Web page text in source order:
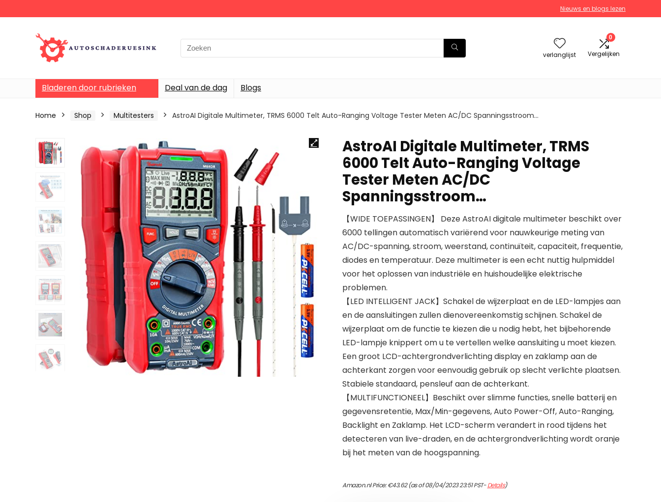
Nieuws en blogs lezen
verlanglijst
0
Vergelijken
Bladeren door rubrieken Deal van de dag Blogs
Home Shop Multitesters AstroAI Digitale Multimeter, TRMS 6000 Telt Auto-Ranging Voltage Tester Meten AC/DC Spanningsstroom…
AstroAI Digitale Multimeter, TRMS
6000 Telt Auto-Ranging Voltage
Tester Meten AC/DC
Spanningsstroom…
【WIDE TOEPASSINGEN】 Deze AstroAI digitale multimeter beschikt over
6000 tellingen automatisch variërend voor nauwkeurige meting van
AC/DC-spanning, stroom, weerstand, continuïteit, capaciteit, frequentie,
diodes en temperatuur. Deze multimeter is een echt nuttig hulpmiddel
voor het oplossen van industriële en huishoudelijke elektrische
problemen.
【LED INTELLIGENT JACK】Schakel de wijzerplaat en de LED-lampjes aan
en de aansluitingen zullen dienovereenkomstig schijnen. Schakel de
wijzerplaat om de functie te kiezen die u nodig hebt, het bijbehorende
LED-lampje knippert om u te vertellen welke aansluiting u moet kiezen.
Een groot LCD-achtergrondverlichting display en zaklamp aan de
achterkant zorgen voor eenvoudig gebruik op slecht verlichte plaatsen.
Stabiele standaard, pensleuf aan de achterkant.
【MULTIFUNCTIONEEL】Beschikt over slimme functies, snelle batterij en
gegevensretentie, Max/Min-gegevens, Auto Power-Off, Auto-Ranging,
Backlight en Zaklamp. Het LCD-scherm verandert in rood tijdens het
detecteren van live-draden, en de achtergrondverlichting wordt oranje
bij het meten van de hoogspanning.
Amazon.nl Price:€43.62(as of 08/04/2023 23:51 PST-Details)